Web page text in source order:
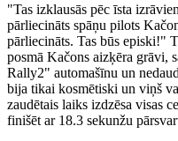
"Tas izklausās pēc īsta
pārliecināts spāņu pilots
pārliecināts. Tas būs episki!"
posmā Kačons aizķēra grāvi,
Rally2" automašīnu un
bija tikai kosmētiski un viņš
zaudētais laiks izdzēsa visas
finišēt ar 18.3 sekunžu